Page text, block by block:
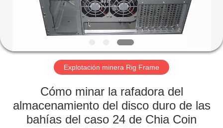
SOBRE
NOSOTROS
VIAJE
FÁBRICA
Explotación minera Rig Frame
Cómo minar la rafadora del
almacenamiento del disco duro de las
bahías del caso 24 de Chia Coin